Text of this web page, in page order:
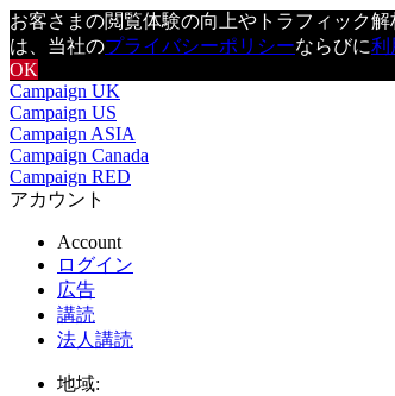
お客さまの閲覧体験の向上やトラフィック
は、当社のプライバシーポリシーならびに利
OK
Campaign UK
Campaign US
Campaign ASIA
Campaign Canada
Campaign RED
アカウント
Account
ログイン
広告
講読
法人講読
地域: